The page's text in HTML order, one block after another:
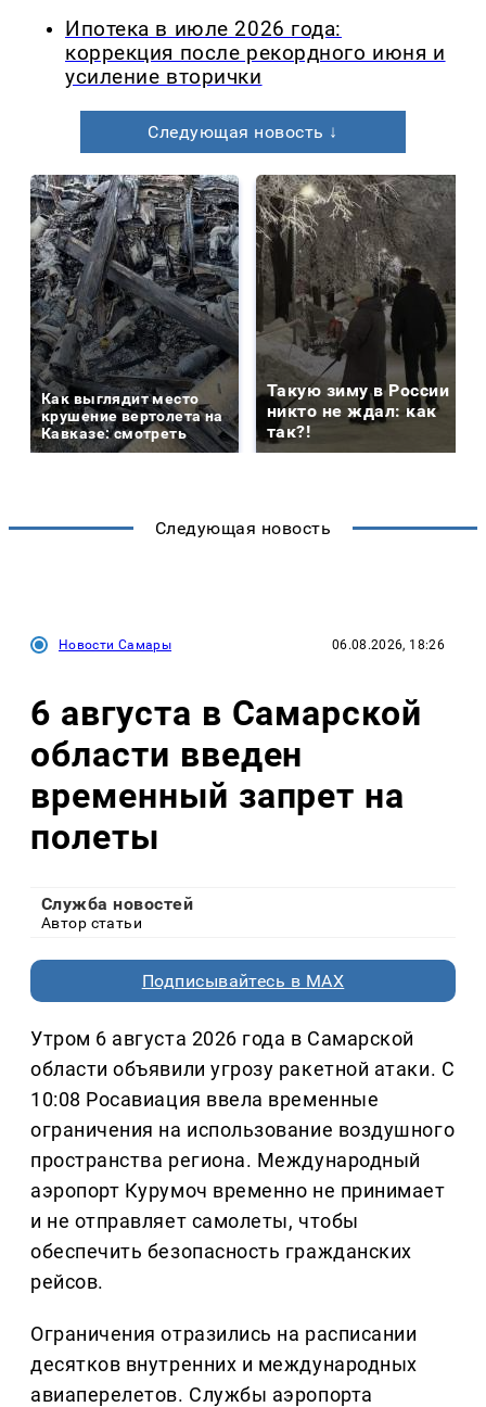
Ипотека в июле 2026 года:
коррекция после рекордного июня и
усиление вторички
Следующая новость ↓
Как выглядит место
крушение вертолета на
Кавказе: смотреть
Такую зиму в России
никто не ждал: как
так?!
Следующая новость
Новости Самары 06.08.2026, 18:26
6 августа в Самарской
области введен
временный запрет на
полеты
Служба новостей
Автор статьи
Подписывайтесь в MAX
Утром 6 августа 2026 года в Самарской
области объявили угрозу ракетной атаки. С
10:08 Росавиация ввела временные
ограничения на использование воздушного
пространства региона. Международный
аэропорт Курумоч временно не принимает
и не отправляет самолеты, чтобы
обеспечить безопасность гражданских
рейсов.
Ограничения отразились на расписании
десятков внутренних и международных
авиаперелетов. Службы аэропорта